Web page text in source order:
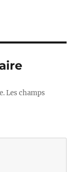
Les champs